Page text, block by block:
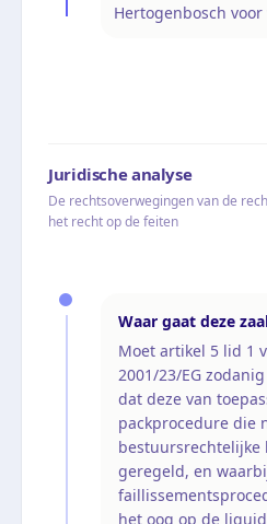
Hertogenbosch
Juridische analyse
De rechtsoverwegingen van de
het recht op de feiten
Waar gaat deze
Moet artikel 5 lid 1
2001/23/EG
dat deze van
packprocedure die
bestuursrechtelijke
geregeld, en
het oog op de